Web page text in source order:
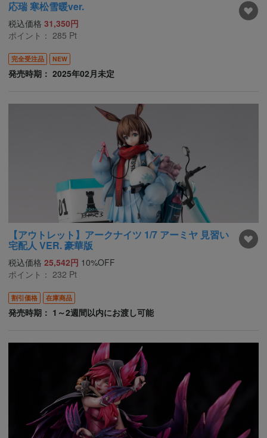
応瑞 寒松雪暖ver.
税込価格 31,350円
ポイント： 285 Pt
完全受注品 NEW
発売時期： 2025年02月未定
【アウトレット】アークナイツ 1/7 アーミヤ 見習い
宅配人 VER. 豪華版
税込価格 25,542円 10%OFF
ポイント： 232 Pt
割引価格 在庫商品
発売時期： 1～2週間以内にお渡し可能